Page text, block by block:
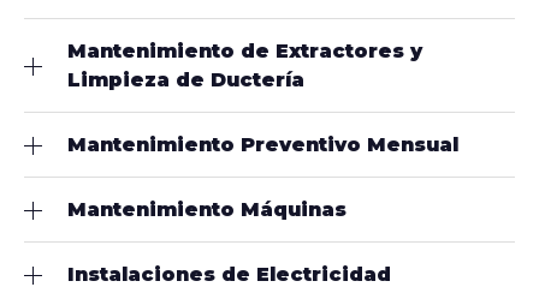
Mantenimiento de Extractores y
Limpieza de Ductería
Mantenimiento Preventivo Mensual
Mantenimiento Máquinas
Instalaciones de Electricidad